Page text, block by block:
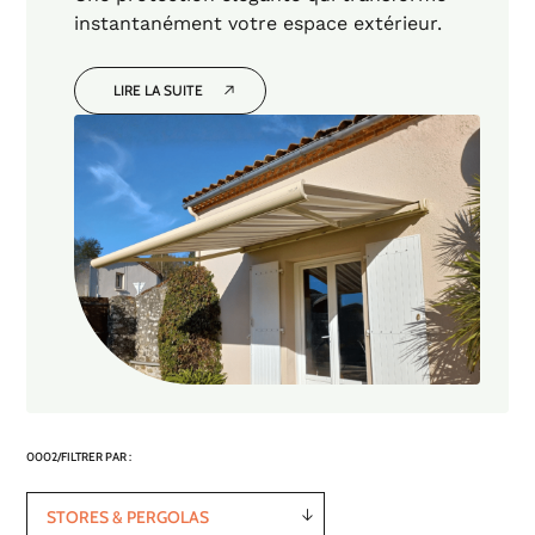
instantanément votre espace extérieur.
LIRE LA SUITE
FILTRER PAR :
STORES & PERGOLAS